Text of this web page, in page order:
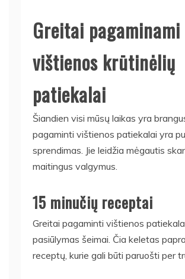
Greitai pagaminami
vištienos krūtinėlių
patiekalai
Šiandien visi mūsų laikas yra
pagaminti vištienos patiekalai yra
sprendimas. Jie leidžia mėgautis
maitingus valgymus.
15 minučių receptai
Greitai pagaminti vištienos
pasiūlymas šeimai. Čia keletas
receptų, kurie gali būti paruošti per